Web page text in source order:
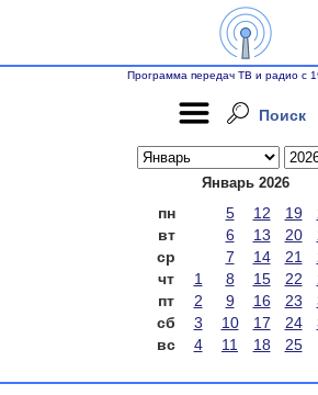
Программа передач ТВ и радио с
Поиск
Январь 2026
пн 5 12 19
вт
6 13 20
ср
7 14 21
чт
1 8 15 22
пт
2 9 16 23
сб
3 10 17 24
вс
4 11 18 25